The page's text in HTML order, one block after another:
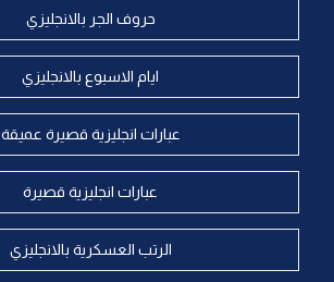
حروف الجر بالانجليزي
ايام الاسبوع بالانجليزي
عبارات انجليزية قصيرة عميقة
عبارات انجليزية قصيرة
الرتب العسكرية بالانجليزي